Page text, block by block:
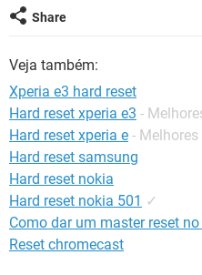
Share
Veja também:
Xperia e3 hard reset
Hard reset xperia e3 -
Hard reset xperia e -
Hard reset samsung
Hard reset nokia
Hard reset nokia 501 ✓
Como dar um master reset
Reset chromecast